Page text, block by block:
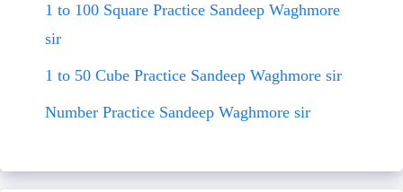
1 to 100 Square Practice Sandeep Waghmore
sir
1 to 50 Cube Practice Sandeep Waghmore sir
Number Practice Sandeep Waghmore sir